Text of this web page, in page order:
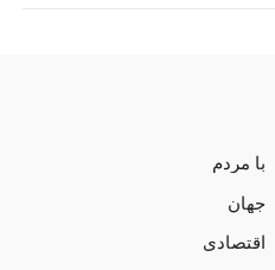
با مردم
جهان
اقتصادی